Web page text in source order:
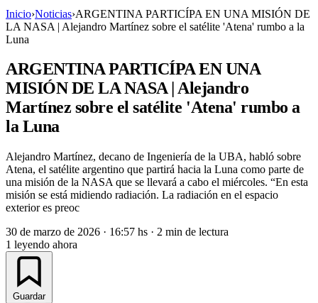
Inicio›Noticias›ARGENTINA PARTICÍPA EN UNA MISIÓN DE
LA NASA | Alejandro Martínez sobre el satélite 'Atena' rumbo a la
Luna
ARGENTINA PARTICÍPA EN UNA
MISIÓN DE LA NASA | Alejandro
Martínez sobre el satélite 'Atena' rumbo a
la Luna
Alejandro Martínez, decano de Ingeniería de la UBA, habló sobre
Atena, el satélite argentino que partirá hacia la Luna como parte de
una misión de la NASA que se llevará a cabo el miércoles. “En esta
misión se está midiendo radiación. La radiación en el espacio
exterior es preoc
30 de marzo de 2026 · 16:57 hs · 2 min de lectura
1 leyendo ahora
Guardar